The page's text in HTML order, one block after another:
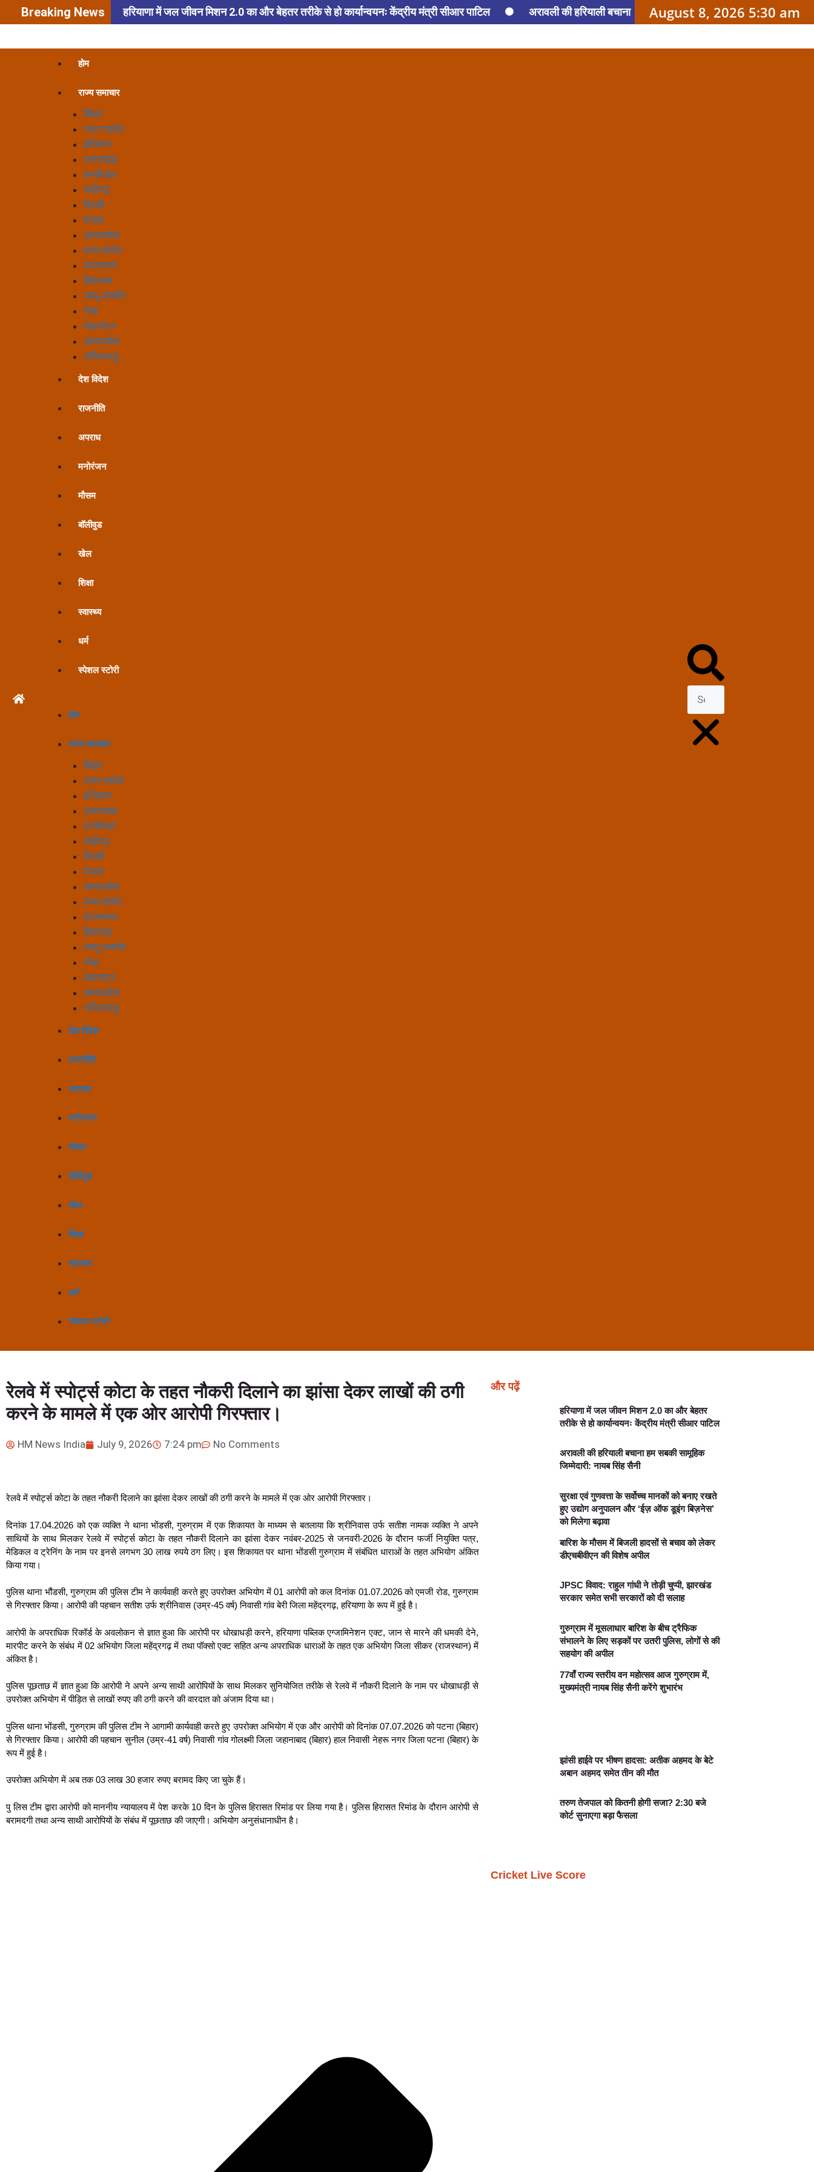
Breaking News हरियाणा में जल जीवन मिशन 2.0 का और बेहतर तरीके से हो कार्यान्वयनः केंद्रीय मंत्री सीआर पाटिल
अरावली की हरियाली बचाना
August 8, 2026 5:30 am
होम
राज्य समाचार
बिहार
उत्तर प्रदेश
हरियाणा
उत्तराखंड
एनसीआर
चंडीगढ़
दिल्ली
पंजाब
आंधप्रदेश
मध्य प्रदेश
राजस्थान
हिमाचल
जम्मू कश्मीर
गोवा
महाराष्ट्र
आंधप्रदेश
तमिलनाडु
देश विदेश
राजनीति
अपराध
मनोरंजन
मौसम
बॉलीवुड
खेल
शिक्षा
स्वास्थ्य
धर्म
स्पेशल स्टोरी
होम
राज्य समाचार
बिहार
उत्तर प्रदेश
हरियाणा
उत्तराखंड
एनसीआर
चंडीगढ़
दिल्ली
पंजाब
आंधप्रदेश
मध्य प्रदेश
राजस्थान
हिमाचल
जम्मू कश्मीर
गोवा
महाराष्ट्र
आंधप्रदेश
तमिलनाडु
देश विदेश
राजनीति
अपराध
मनोरंजन
मौसम
बॉलीवुड
खेल
शिक्षा
स्वास्थ्य
धर्म
स्पेशल स्टोरी
रेलवे में स्पोर्ट्स कोटा के तहत नौकरी दिलाने का झांसा देकर लाखों की ठगी
करने के मामले में एक ओर आरोपी गिरफ्तार।
HM News India July 9, 2026 7:24 pm No Comments
रेलवे में स्पोर्ट्स कोटा के तहत नौकरी दिलाने का झांसा देकर लाखों की ठगी करने के मामले में एक ओर आरोपी गिरफ्तार।
दिनांक 17.04.2026 को एक व्यक्ति ने थाना भोंडसी, गुरुग्राम में एक शिकायत के माध्यम से बतलाया कि श्रीनिवास उर्फ सतीश नामक व्यक्ति ने अपने
साथियों के साथ मिलकर रेलवे में स्पोर्ट्स कोटा के तहत नौकरी दिलाने का झांसा देकर नवंबर-2025 से जनवरी-2026 के दौरान फर्जी नियुक्ति पत्र,
मेडिकल व ट्रेनिंग के नाम पर इनसे लगभग 30 लाख रुपये ठग लिए। इस शिकायत पर थाना भोंडसी गुरुग्राम में संबंधित धाराओं के तहत अभियोग अंकित
किया गया।
पुलिस थाना भौंडसी, गुरुग्राम की पुलिस टीम ने कार्यवाही करते हुए उपरोक्त अभियोग में 01 आरोपी को कल दिनांक 01.07.2026 को एमजी रोड, गुरुग्राम
से गिरफ्तार किया। आरोपी की पहचान सतीश उर्फ श्रीनिवास (उम्र-45 वर्ष) निवासी गांव बेरी जिला महेंद्रगढ़, हरियाणा के रूप में हुई है।
आरोपी के अपराधिक रिकॉर्ड के अवलोकन से ज्ञात हुआ कि आरोपी पर धोखाधड़ी करने, हरियाणा पब्लिक एग्जामिनेशन एक्ट, जान से मारने की धमकी देने,
मारपीट करने के संबंध में 02 अभियोग जिला महेंद्रगढ़ में तथा पॉक्सो एक्ट सहित अन्य अपराधिक धाराओं के तहत एक अभियोग जिला सीकर (राजस्थान) में
अंकित है।
पुलिस पूछताछ में ज्ञात हुआ कि आरोपी ने अपने अन्य साथी आरोपियों के साथ मिलकर सुनियोजित तरीके से रेलवे में नौकरी दिलाने के नाम पर धोखाधड़ी से
उपरोक्त अभियोग में पीड़ित से लाखों रुपए की ठगी करने की वारदात को अंजाम दिया था।
पुलिस थाना भोंडसी, गुरुग्राम की पुलिस टीम ने आगामी कार्यवाही करते हुए उपरोक्त अभियोग में एक और आरोपी को दिनांक 07.07.2026 को पटना (बिहार)
से गिरफ्तार किया। आरोपी की पहचान सुनील (उम्र-41 वर्ष) निवासी गांव गोलक्ष्मी जिला जहानाबाद (बिहार) हाल निवासी नेहरू नगर जिला पटना (बिहार) के
रूप में हुई है।
उपरोक्त अभियोग में अब तक 03 लाख 30 हजार रुपए बरामद किए जा चुके हैं।
पु लिस टीम द्वारा आरोपी को माननीय न्यायालय में पेश करके 10 दिन के पुलिस हिरासत रिमांड पर लिया गया है। पुलिस हिरासत रिमांड के दौरान आरोपी से
बरामदगी तथा अन्य साथी आरोपियों के संबंध में पूछताछ की जाएगी। अभियोग अनुसंधानाधीन है।
और पढ़ें
हरियाणा में जल जीवन मिशन 2.0 का और बेहतर
तरीके से हो कार्यान्वयनः केंद्रीय मंत्री सीआर पाटिल
अरावली की हरियाली बचाना हम सबकी सामूहिक
जिम्मेदारी: नायब सिंह सैनी
सुरक्षा एवं गुणवत्ता के सर्वोच्च मानकों को बनाए रखते
हुए उद्योग अनुपालन और ‘ईज़ ऑफ डूइंग बिज़नेस’
को मिलेगा बढ़ावा
बारिश के मौसम में बिजली हादसों से बचाव को लेकर
डीएचबीवीएन की विशेष अपील
JPSC विवाद: राहुल गांधी ने तोड़ी चुप्पी, झारखंड
सरकार समेत सभी सरकारों को दी सलाह
गुरुग्राम में मूसलाधार बारिश के बीच ट्रैफिक
संभालने के लिए सड़कों पर उतरी पुलिस, लोगों से की
सहयोग की अपील
77वाँ राज्य स्तरीय वन महोत्सव आज गुरुग्राम में,
मुख्यमंत्री नायब सिंह सैनी करेंगे शुभारंभ
झांसी हाईवे पर भीषण हादसा: अतीक अहमद के बेटे
अबान अहमद समेत तीन की मौत
तरुण तेजपाल को कितनी होगी सजा? 2:30 बजे
कोर्ट सुनाएगा बड़ा फैसला
Cricket Live Score